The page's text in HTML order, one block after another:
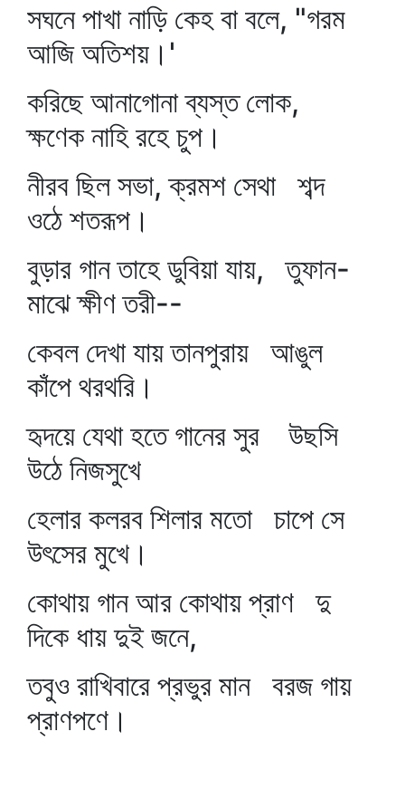
সঘনে পাখা নাড়ি কেহ বা বলে, "গরম
আজি অতিশয়।'
করিছে আনাগোনা ব্যস্ত লোক,
ক্ষণেক নাহি রহে চুপ।
নীরব ছিল সভা, ক্রমশ সেথা শব্দ
ওঠে শতরূপ।
বুড়ার গান তাহে ডুবিয়া যায়, তুফান-
মাঝে ক্ষীণ তরী--
কেবল দেখা যায় তানপুরায় আঙুল
কাঁপে থরথরি।
হৃদয়ে যেথা হতে গানের সুর উছসি
উঠে নিজসুখে
হেলার কলরব শিলার মতো চাপে সে
উৎসের মুখে।
কোথায় গান আর কোথায় প্রাণ দু
দিকে ধায় দুই জনে,
তবুও রাখিবারে প্রভুর মান বরজ গায়
প্রাণপণে।